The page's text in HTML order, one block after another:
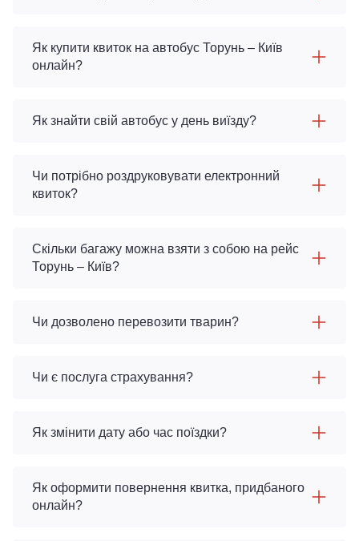
Як купити квиток на автобус Торунь – Київ
онлайн?
Як знайти свій автобус у день виїзду?
Чи потрібно роздруковувати електронний
квиток?
Скільки багажу можна взяти з собою на рейс
Торунь – Київ?
Чи дозволено перевозити тварин?
Чи є послуга страхування?
Як змінити дату або час поїздки?
Як оформити повернення квитка, придбаного
онлайн?